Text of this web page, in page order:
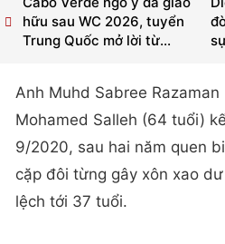
hữu sau WC 2026, tuyển
Trung Quốc mở lời từ...
Anh Muhd Sabree
Mohamed Salleh (64 tuổi)
9/2020, sau hai năm quen
cặp đôi từng gây xôn xao
lệch tới 37 tuổi.